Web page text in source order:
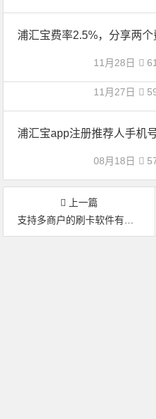
浦汇宝费率2.5%，分享两个
11月28日
11月27日
浦汇宝app注册推荐人手机
08月18日
上一篇
支持多商户的刷卡软件有哪些?